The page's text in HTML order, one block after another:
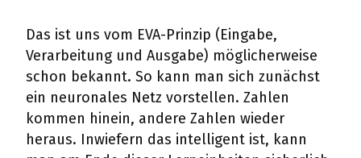
Das ist uns vom EVA-Prinzip (Eingabe,
Verarbeitung und Ausgabe) möglicherweise
schon bekannt. So kann man sich zunächst
ein neuronales Netz vorstellen. Zahlen
kommen hinein, andere Zahlen wieder
heraus. Inwiefern das intelligent ist, kann